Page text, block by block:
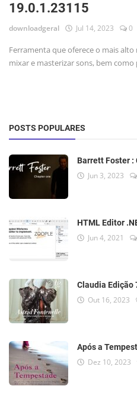
19.0.1.23115
downloadgeral Jul 14, 2023 0
Ferramenta que oferece o mais
mixar e masterizar sons, bem
POSTS POPULARES
Barrett Foster :
Jun 3, 2023
HTML Editor
Jun 4, 2021
Claudia Edição
Out 16, 2023
Após a
Dez 10, 2023